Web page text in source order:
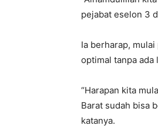
pejabat eselon 3
Ia berharap,
optimal tanpa ada
“Harapan kita
Barat sudah bisa
katanya.